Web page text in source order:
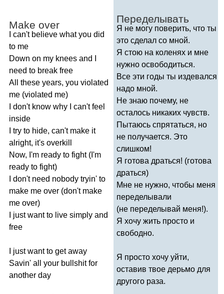
Make over
can't believe what you did
to me
Down on my knees and
need to break free
All
these years, you violated
me (violated me)
don't know why can't feel
inside
try to hide, can't make it
alright, it's overkill
Now, I'm ready to fight( I'm
ready to fight)
don't need nobody tryin' to
make me over (don't make
me over)
just want to live simply and
free
just want to get away
Savin' all your bullshit for
another day
Переделывать
Я не могу поверить, что ты
это сделал со мной.
Я стою на коленях и мне
нужно освободиться.
Все эти годы ты издевался
надо мной.
Не знаю почему, не
осталось никаких чувств.
Пытаюсь спрятаться, но
не получается. Это
слишком!
Я готова драться! (готова
драться)
Мне не нужно, чтобы меня
переделывали
(не переделывай меня!).
Я хочу жить просто и
свободно.
Я просто хочу уйти,
оставив твое дерьмо для
другого раза.